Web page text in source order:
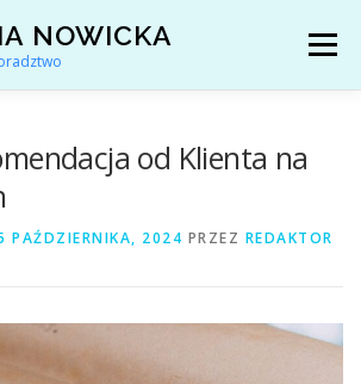
NOWICKA Menu
od Klienta na
PAŹDZIERNIKA, 2024 PRZEZ REDAKTOR